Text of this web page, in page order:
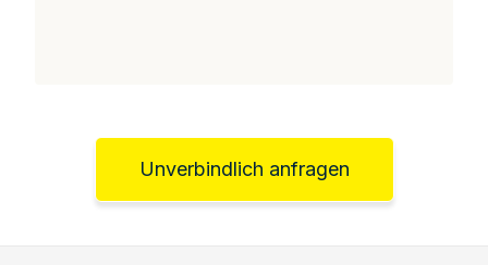
Unverbindlich anfragen